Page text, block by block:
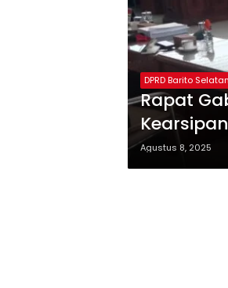
DPRD Barito Selatan
Rapat
Agustus 8, 2025